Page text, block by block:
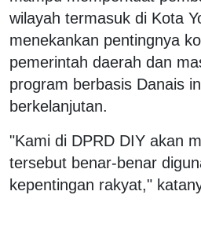
wilayah termasuk di Kota
menekankan pentingnya
pemerintah daerah dan
program berbasis Danais
berkelanjutan.
"Kami di DPRD DIY akan
tersebut benar-benar
kepentingan rakyat,"